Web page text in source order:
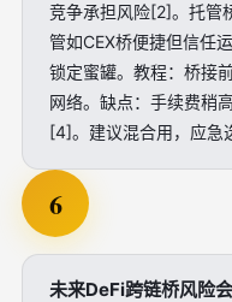
竞争承担风险[2]。托管
管如CEX桥便捷但信任
锁定蜜罐。教程：桥接
网络。缺点：手续费稍
[4]。建议混合用，应急
6
未来DeFi跨链桥风险会